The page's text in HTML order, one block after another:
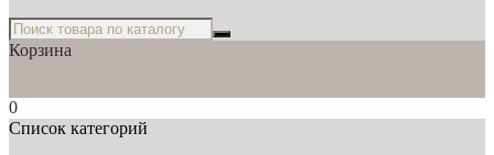
Корзина
0
Список категорий